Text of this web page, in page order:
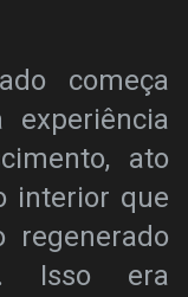
começa
experiência
ato
interior que
regenerado
Isso era